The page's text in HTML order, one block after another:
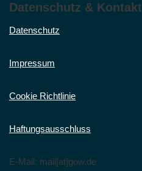
Datenschutz & Kontakt
Datenschutz
Impressum
Cookie Richtlinie
Haftungsausschluss
E-Mail: mail[at]gow.de